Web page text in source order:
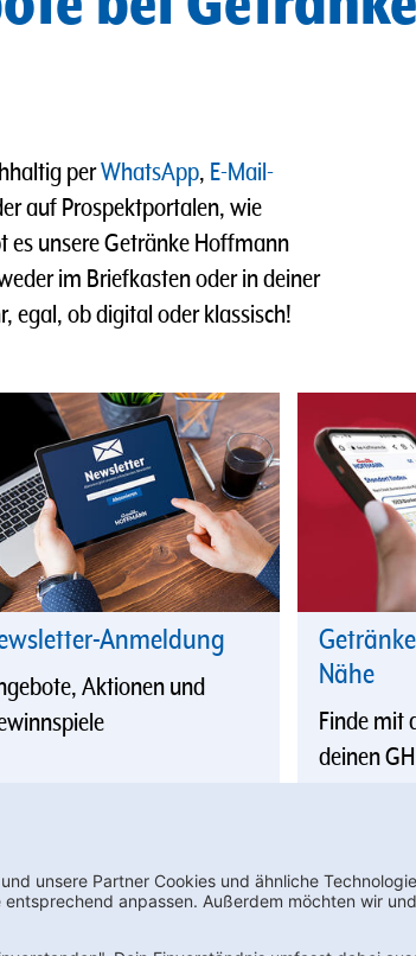
perWhatsApp, E-Mail-
auf Prospektportalen, wie
unsere Getränke Hoffmann
im Briefkasten oder in deiner
egal, ob digital oder klassisch!
Anmeldung
Aktionen und
Nähe
Finde mit
deinen
Newsletter bestellen